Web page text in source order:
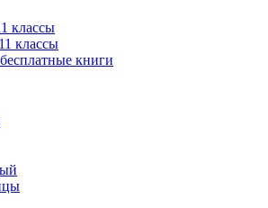
классы
классы
книги